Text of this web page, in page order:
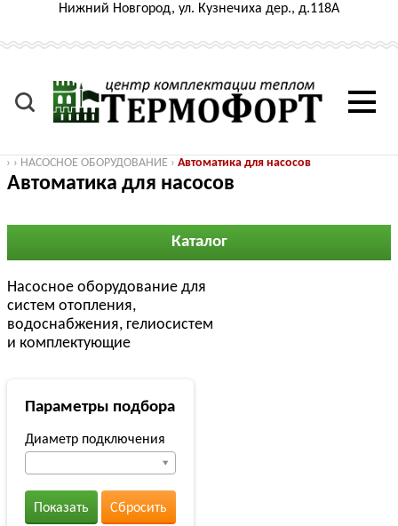
Нижний Новгород, ул. Кузнечиха дер., д.118А
› › НАСОСНОЕ ОБОРУДОВАНИЕ › Автоматика для насосов
Автоматика для насосов
Каталог
Насосное оборудование для
систем отопления,
водоснабжения, гелиосистем
и комплектующие
Параметры подбора
Диаметр подключения
Показать Сбросить